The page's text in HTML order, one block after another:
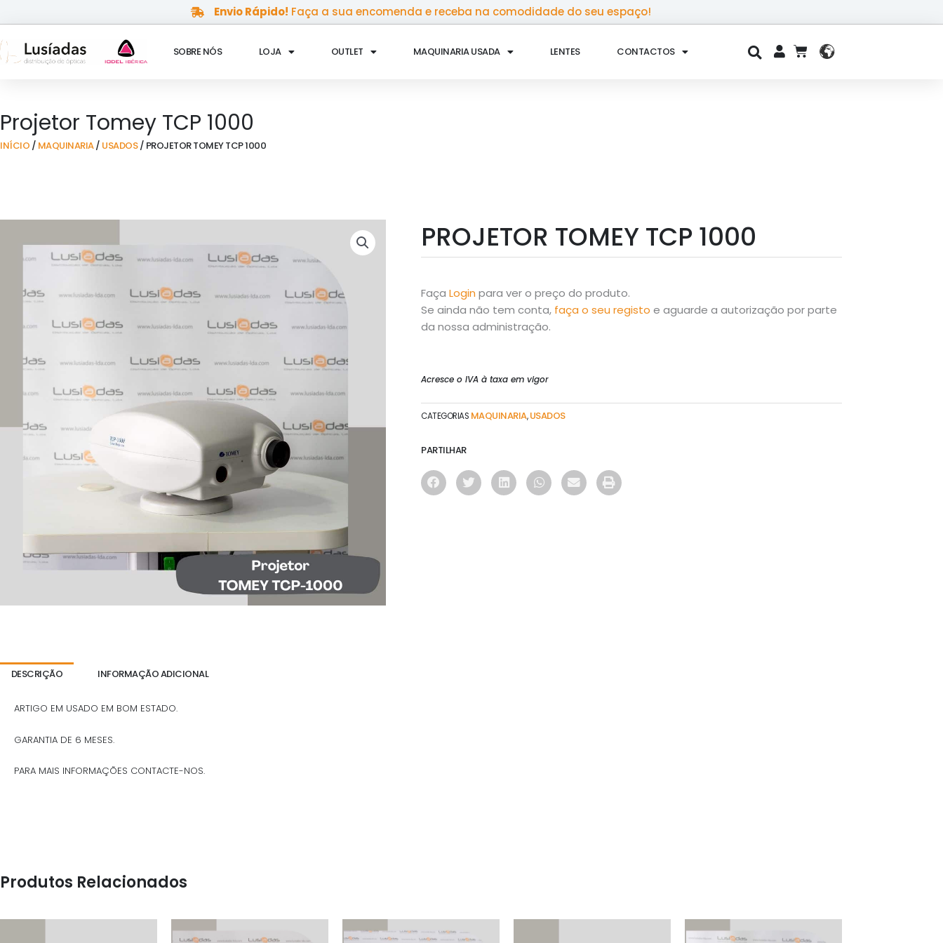
to
content
Envio Rápido! Faça a sua encomenda e receba na comodidade do seu espaço!
SOBRE NÓS LOJA OUTLET MAQUINARIA USADA LENTES CONTACTOS CART
Projetor Tomey TCP 1000
INÍCIO / MAQUINARIA/ USADOS/ PROJETOR TOMEY TCP 1000
DESCRIÇÃO INFORMAÇÃO ADICIONAL
ARTIGO EM USADO EM BOM ESTADO.
GARANTIA DE 6 MESES.
PARA MAIS INFORMAÇÕES CONTACTE-NOS.
PROJETOR TOMEY TCP 1000
Faça Login para ver o preço do produto.
Se ainda não tem conta, faça o seu registo e aguarde a autorização por parte
da nossa administração.
Acresce o IVA à taxa em vigor
CATEGORIAS MAQUINARIA,USADOS
PARTILHAR
Produtos Relacionados